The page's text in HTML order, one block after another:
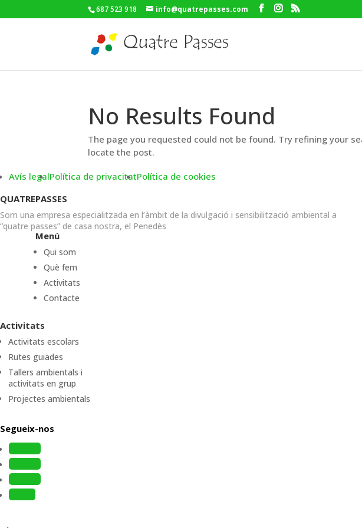
687 523 918 info@quatrepasses.com
No Results Found
The page you requested could not be found. Try refining your
locate the post.
Avís legalPolítica de privacitatPolítica de cookies
QUATREPASSES
Som una empresa especialitzada en l’àmbit de la divulgació i sensibilització ambiental a
“quatre passes” de casa nostra, el Penedès
Menú
Qui som
Què fem
Activitats
Contacte
Activitats
Activitats escolars
Rutes guiades
Tallers ambientals i
activitats en grup
Projectes ambientals
Segueix-nos
Follow
Follow
Follow
Follow